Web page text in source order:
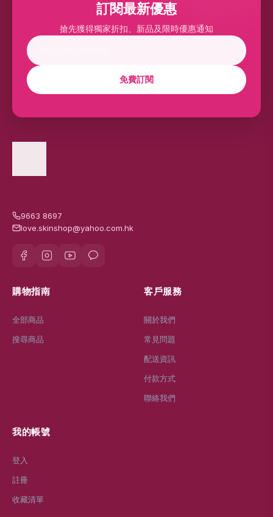
訂閱最新優惠
搶先獲得獨家折扣、新品及限時優惠通知
免費訂閱
9663 8697
love.skinshop@yahoo.com.hk
購物指南
全部商品
搜尋商品
客戶服務
關於我們
常見問題
配送資訊
付款方式
聯絡我們
我的帳號
登入
註冊
收藏清單